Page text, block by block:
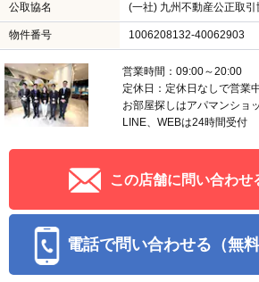
公取協名 (一社) 九州不動産公正取引
物件番号 1006208132-40062903
営業時間：09:00～20:00
定休日：定休日なしで営
お部屋探しはアパマンショ
LINE、WEBは24時間受付
この店舗に問い合わせ
電話で問い合わせる（無料